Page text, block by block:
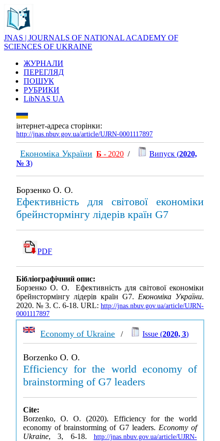
JNAS | JOURNALS OF NATIONAL ACADEMY OF
SCIENCES OF UKRAINE
ЖУРНАЛИ
ПЕРЕГЛЯД
ПОШУК
РУБРИКИ
LibNAS UA
інтернет-адреса сторінки:
http://jnas.nbuv.gov.ua/article/UJRN-0001117897
Економіка України Б - 2020 / Випуск (2020,
№ 3)
Борзенко О. О.
Ефективність для світової економіки
брейнстормінгу лідерів країн G7
PDF
Бібліографічний опис:
Борзенко О. О. Ефективність для світової економіки
брейнстормінгу лідерів країн G7. Економіка України.
2020. № 3. С. 6-18. URL: http://jnas.nbuv.gov.ua/article/UJRN-
0001117897
Economy of Ukraine / Issue (2020, 3)
Borzenko O. O.
Efficiency for the world economy of
brainstorming of G7 leaders
Cite:
Borzenko, O. O. (2020). Efficiency for the world
economy of brainstorming of G7 leaders. Economy of
Ukraine, 3, 6-18. http://jnas.nbuv.gov.ua/article/UJRN-